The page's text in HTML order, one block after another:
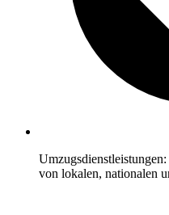
von lokalen, nationalen